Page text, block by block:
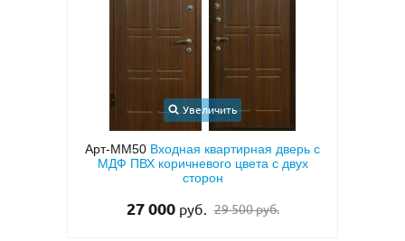
Увеличить
Арт-ММ50 Входная квартирная дверь с
МДФ ПВХ коричневого цвета с двух
сторон
27 000 руб. 29 500 руб.